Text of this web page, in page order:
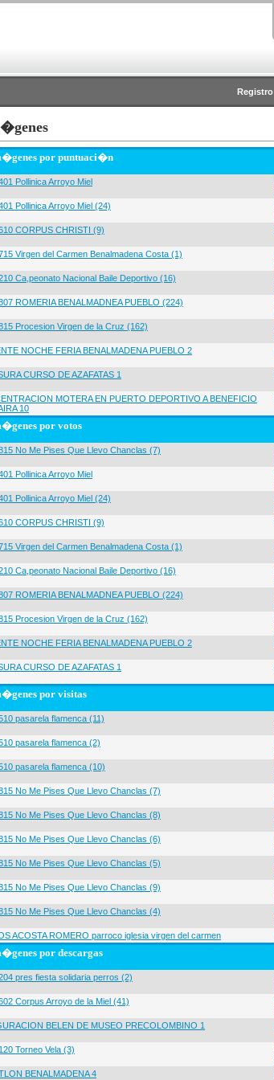
Registro
por puntuaci�n
Pollinica Arroyo Miel
Pollinica Arroyo Miel (24)
CORPUS CHRISTI (9)
Virgen del Carmen Benalmadena Costa (1)
Ca,peonato Nacional Baile Deportivo (16)
ROMERIA BENALMADNEA PUEBLO (224)
Procesion Virgen de la Cruz (162)
NOCHE FERIA BENALMADENA PUEBLO 2
CURSO DE AZAFATAS 1
MOTERA EN PUERTO DEPORTIVO A BENEFICIO
10
por votos
No Me Pises Que Llevo Chanclas (7)
Pollinica Arroyo Miel
Pollinica Arroyo Miel (24)
CORPUS CHRISTI (9)
Virgen del Carmen Benalmadena Costa (1)
Ca,peonato Nacional Baile Deportivo (16)
ROMERIA BENALMADNEA PUEBLO (224)
Procesion Virgen de la Cruz (162)
NOCHE FERIA BENALMADENA PUEBLO 2
CURSO DE AZAFATAS 1
por visitas
pasarela flamenca (11)
pasarela flamenca (2)
pasarela flamenca (10)
No Me Pises Que Llevo Chanclas (7)
No Me Pises Que Llevo Chanclas (8)
No Me Pises Que Llevo Chanclas (6)
No Me Pises Que Llevo Chanclas (5)
No Me Pises Que Llevo Chanclas (9)
No Me Pises Que Llevo Chanclas (4)
ACOSTA ROMERO parroco iglesia virgen del carmen
por descargas
pres fiesta solidaria perros (2)
Corpus Arroyo de la Miel (41)
BELEN DE MUSEO PRECOLOMBINO 1
Torneo Vela (3)
BENALMADENA 4